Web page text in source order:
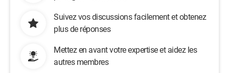
Suivez vos discussions facilement et obtenez
plus de réponses
Mettez en avant votre expertise et aidez les
autres membres